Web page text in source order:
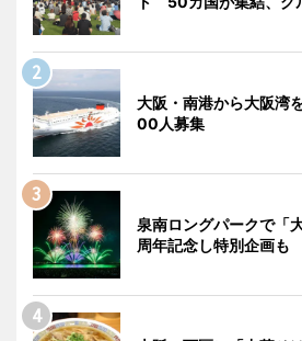
大阪・南港から大阪
00人募集
泉南ロングパークで
周年記念し特別企画も